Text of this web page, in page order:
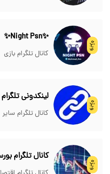
ویژه
✨Night Psn✨
کانال تلگرام بازی
ویژه
لینکدونی تلگرام
کانال تلگرام سایر
ویژه
کانال تلگرام